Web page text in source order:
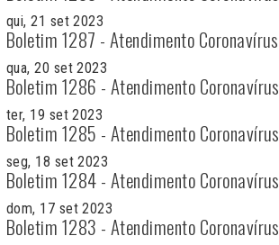
qui, 21 set 2023
Boletim 1287 - Atendimento Coronavírus
qua, 20 set 2023
Boletim 1286 - Atendimento Coronavírus
ter, 19 set 2023
Boletim 1285 - Atendimento Coronavírus
seg, 18 set 2023
Boletim 1284 - Atendimento Coronavírus
dom, 17 set 2023
Boletim 1283 - Atendimento Coronavírus